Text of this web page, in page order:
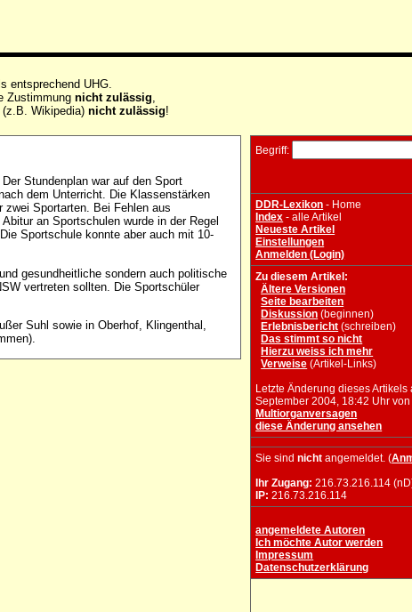
entsprechend UHG.
Zustimmungnicht zulässig
(z.B. Wikipedia)nicht zulässig!
Stundenplan war auf den Sport
dem Unterricht. Die Klassenstärken
zwei Sportarten. Bei Fehlen aus
an Sportschulen wurde in der Regel
Sportschule konnte aber auch mit 10-
gesundheitliche sondern auch politische
vertreten sollten. Die Sportschüler
Suhl sowie in Oberhof, Klingenthal,
Begriff:
DDR-Lexikon - Home
Index - alle Artikel
Neueste Artikel
Einstellungen
Anmelden (Login)
Zu diesem Artikel:
Ältere Versionen
Seite bearbeiten
Diskussion (beginnen)
Erlebnisbericht (schreiben)
Das stimmt so nicht
Hierzu weiss ich mehr
Verweise (Artikel-Links)
Letzte Änderung dieses Artikels
September 2004, 18:42 Uhr von
Multiorganversagen
diese Änderung ansehen
Sie sindnicht angemeldet. (
Ihr Zugang: 216.73.216.114
IP: 216.73.216.114
angemeldete Autoren
Ich möchte Autor werden
Impressum
Datenschutzerklärung